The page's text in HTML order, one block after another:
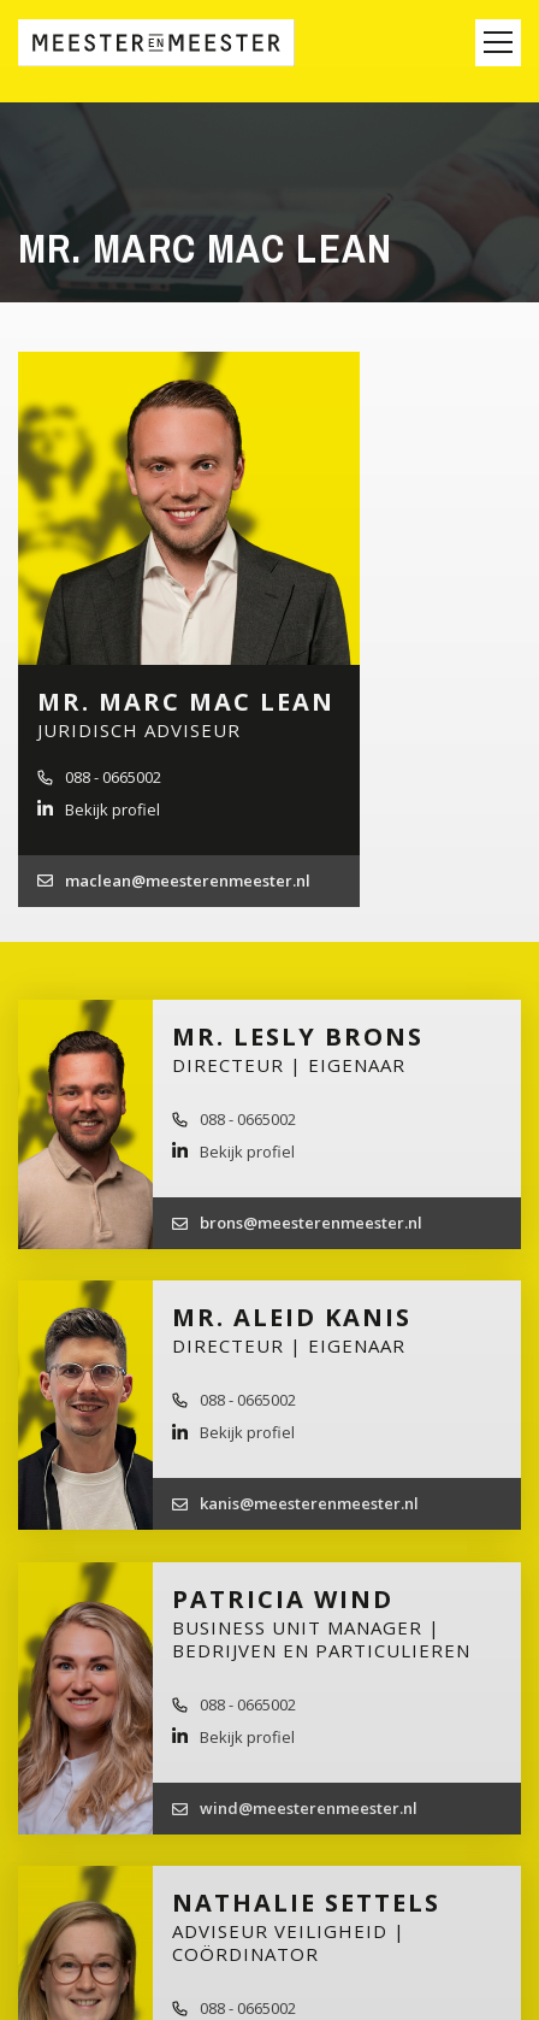
MR. MARC MAC LEAN
MR. MARC MAC LEAN
JURIDISCH ADVISEUR
088 - 0665002
Bekijk profiel
maclean@meesterenmeester.nl
MR. LESLY BRONS
DIRECTEUR | EIGENAAR
088 - 0665002
Bekijk profiel
brons@meesterenmeester.nl
MR. ALEID KANIS
DIRECTEUR | EIGENAAR
088 - 0665002
Bekijk profiel
kanis@meesterenmeester.nl
PATRICIA WIND
BUSINESS UNIT MANAGER |
BEDRIJVEN EN PARTICULIEREN
088 - 0665002
Bekijk profiel
wind@meesterenmeester.nl
NATHALIE SETTELS
ADVISEUR VEILIGHEID |
COÖRDINATOR
088 - 0665002